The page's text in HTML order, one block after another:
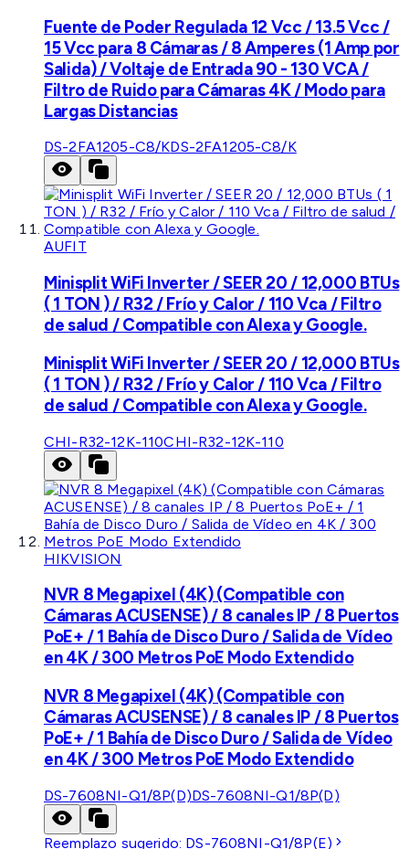
Fuente de Poder Regulada 12 Vcc / 13.5 Vcc /
15 Vcc para 8 Cámaras / 8 Amperes (1 Amp por
Salida) / Voltaje de Entrada 90 - 130 VCA /
Filtro de Ruido para Cámaras 4K / Modo para
Largas Distancias
DS-2FA1205-C8/KDS-2FA1205-C8/K
AUFIT
Minisplit WiFi Inverter / SEER 20 / 12,000 BTUs
( 1 TON ) / R32 / Frío y Calor / 110 Vca / Filtro
de salud / Compatible con Alexa y Google.
Minisplit WiFi Inverter / SEER 20 / 12,000 BTUs
( 1 TON ) / R32 / Frío y Calor / 110 Vca / Filtro
de salud / Compatible con Alexa y Google.
CHI-R32-12K-110CHI-R32-12K-110
HIKVISION
NVR 8 Megapixel (4K) (Compatible con
Cámaras ACUSENSE) / 8 canales IP / 8 Puertos
PoE+ / 1 Bahía de Disco Duro / Salida de Vídeo
en 4K / 300 Metros PoE Modo Extendido
NVR 8 Megapixel (4K) (Compatible con
Cámaras ACUSENSE) / 8 canales IP / 8 Puertos
PoE+ / 1 Bahía de Disco Duro / Salida de Vídeo
en 4K / 300 Metros PoE Modo Extendido
DS-7608NI-Q1/8P(D)DS-7608NI-Q1/8P(D)
Reemplazo sugerido: DS-7608NI-Q1/8P(E)